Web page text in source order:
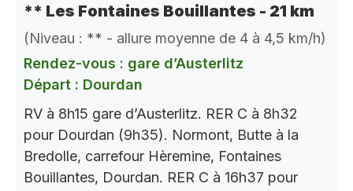
** Les Fontaines Bouillantes - 21 km
(Niveau : ** - allure moyenne de 4 à 4,5 km/h)
Rendez-vous : gare d’Austerlitz
Départ : Dourdan
RV à 8h15 gare d’Austerlitz. RER C à 8h32
pour Dourdan (9h35). Normont, Butte à la
Bredolle, carrefour Hèremine, Fontaines
Bouillantes, Dourdan. RER C à 16h37 pour